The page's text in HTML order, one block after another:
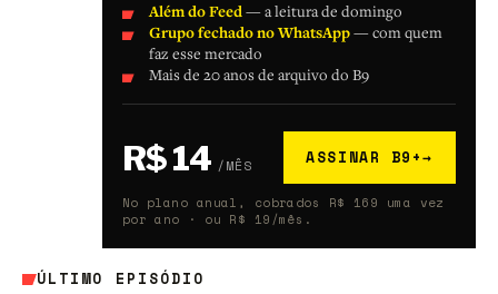
Além do Feed— a leitura de domingo
Grupo fechado no WhatsApp— com quem
faz esse mercado
Mais de 20 anos de arquivo do B9
R$ 14 /MÊS ASSINAR B9+→
No plano anual, cobrados R$ 169 uma vez
por ano · ou R$ 19/mês.
ÚLTIMO EPISÓDIO